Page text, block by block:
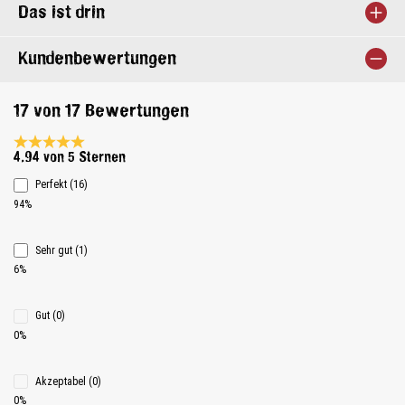
Das ist drin
Kundenbewertungen
17 von 17 Bewertungen
Durchschnittliche Bewertung 4.9 von 5 Sternen
4.94 von 5 Sternen
Perfekt (16)
94%
Sehr gut (1)
6%
Gut (0)
0%
Akzeptabel (0)
0%